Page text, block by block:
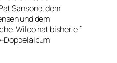
Sansone, dem
und dem
Wilco hat bisher elf
Doppelalbum